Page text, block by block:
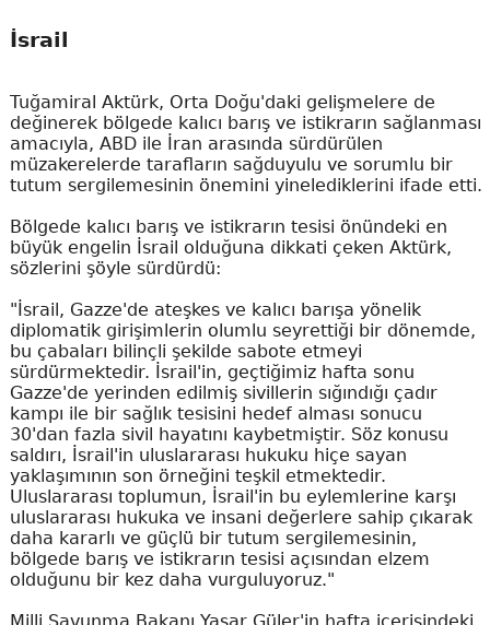
İsrail
Tuğamiral Aktürk, Orta Doğu'daki gelişmelere de
değinerek bölgede kalıcı barış ve istikrarın sağlanması
amacıyla, ABD ile İran arasında sürdürülen
müzakerelerde tarafların sağduyulu ve sorumlu bir
tutum sergilemesinin önemini yinelediklerini ifade etti.
Bölgede kalıcı barış ve istikrarın tesisi önündeki en
büyük engelin İsrail olduğuna dikkati çeken Aktürk,
sözlerini şöyle sürdürdü:
"İsrail, Gazze'de ateşkes ve kalıcı barışa yönelik
diplomatik girişimlerin olumlu seyrettiği bir dönemde,
bu çabaları bilinçli şekilde sabote etmeyi
sürdürmektedir. İsrail'in, geçtiğimiz hafta sonu
Gazze'de yerinden edilmiş sivillerin sığındığı çadır
kampı ile bir sağlık tesisini hedef alması sonucu
30'dan fazla sivil hayatını kaybetmiştir. Söz konusu
saldırı, İsrail'in uluslararası hukuku hiçe sayan
yaklaşımının son örneğini teşkil etmektedir.
Uluslararası toplumun, İsrail'in bu eylemlerine karşı
uluslararası hukuka ve insani değerlere sahip çıkarak
daha kararlı ve güçlü bir tutum sergilemesinin,
bölgede barış ve istikrarın tesisi açısından elzem
olduğunu bir kez daha vurguluyoruz."